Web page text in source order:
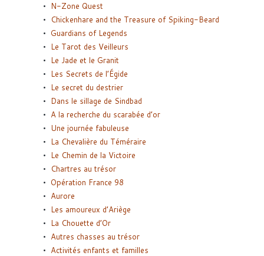
N-Zone Quest
Chickenhare and the Treasure of Spiking-Beard
Guardians of Legends
Le Tarot des Veilleurs
Le Jade et le Granit
Les Secrets de l’Égide
Le secret du destrier
Dans le sillage de Sindbad
A la recherche du scarabée d’or
Une journée fabuleuse
La Chevalière du Téméraire
Le Chemin de la Victoire
Chartres au trésor
Opération France 98
Aurore
Les amoureux d’Ariège
La Chouette d’Or
Autres chasses au trésor
Activités enfants et familles